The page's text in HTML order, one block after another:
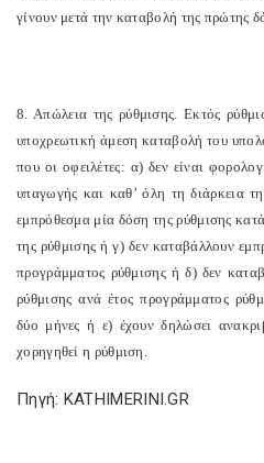
γίνουν μετά την καταβολή της πρώτης
8. Απώλεια της ρύθμισης. Εκτός
υποχρεωτική άμεση καταβολή του
που οι οφειλέτες: α) δεν είναι
υπαγωγής και καθ’ όλη τη διάρκεια
εμπρόθεσμα μία δόση της ρύθμισης
της ρύθμισης ή γ) δεν καταβάλλουν
προγράμματος ρύθμισης ή δ) δεν
ρύθμισης ανά έτος προγράμματος
δύο μήνες ή ε) έχουν δηλώσει
χορηγηθεί η ρύθμιση.
Πηγή: KATHIMERINI.GR